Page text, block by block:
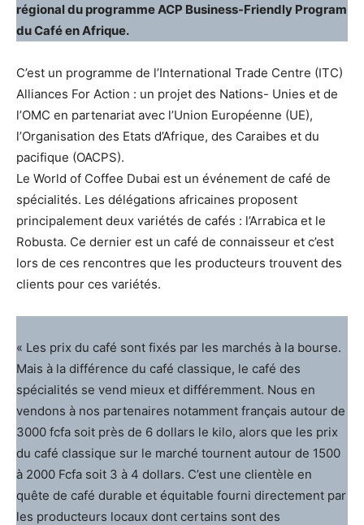
régional du programme ACP Business-Friendly Program
du Café en Afrique.
C’est un programme de l’International Trade Centre (ITC)
Alliances For Action : un projet des Nations- Unies et de
l’OMC en partenariat avec l’Union Européenne (UE),
l’Organisation des Etats d’Afrique, des Caraibes et du
pacifique (OACPS).
Le World of Coffee Dubai est un événement de café de
spécialités. Les délégations africaines proposent
principalement deux variétés de cafés : l’Arrabica et le
Robusta. Ce dernier est un café de connaisseur et c’est
lors de ces rencontres que les producteurs trouvent des
clients pour ces variétés.
« Les prix du café sont fixés par les marchés à la bourse.
Mais à la différence du café classique, le café des
spécialités se vend mieux et différemment. Nous en
vendons à nos partenaires notamment français autour de
3000 fcfa soit près de 6 dollars le kilo, alors que les prix
du café classique sur le marché tournent autour de 1500
à 2000 Fcfa soit 3 à 4 dollars. C’est une clientèle en
quête de café durable et équitable fourni directement par
les producteurs locaux dont certains sont des